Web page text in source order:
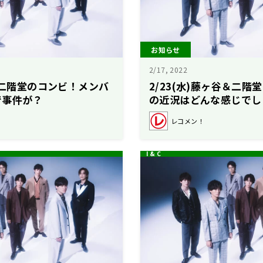
堂のコンビ！メンバ
件が？
お知らせ
2/17, 2022
2/23(水)藤ヶ谷＆二階
の近況はどんな感じで
レコメン！